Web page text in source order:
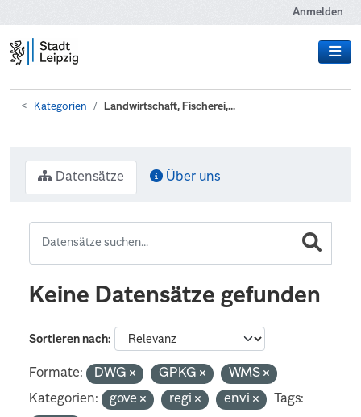
Anmelden
Kategorien Landwirtschaft, Fischerei,...
Datensätze Über uns
Keine Datensätze gefunden
Sortieren nach
Formate: DWG GPKG
WMS
Kategorien:
gove regi envi
Tags: